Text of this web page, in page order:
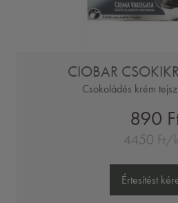
CIOBAR
Csokoládés krém
890
4450 Ft/
Értesítést